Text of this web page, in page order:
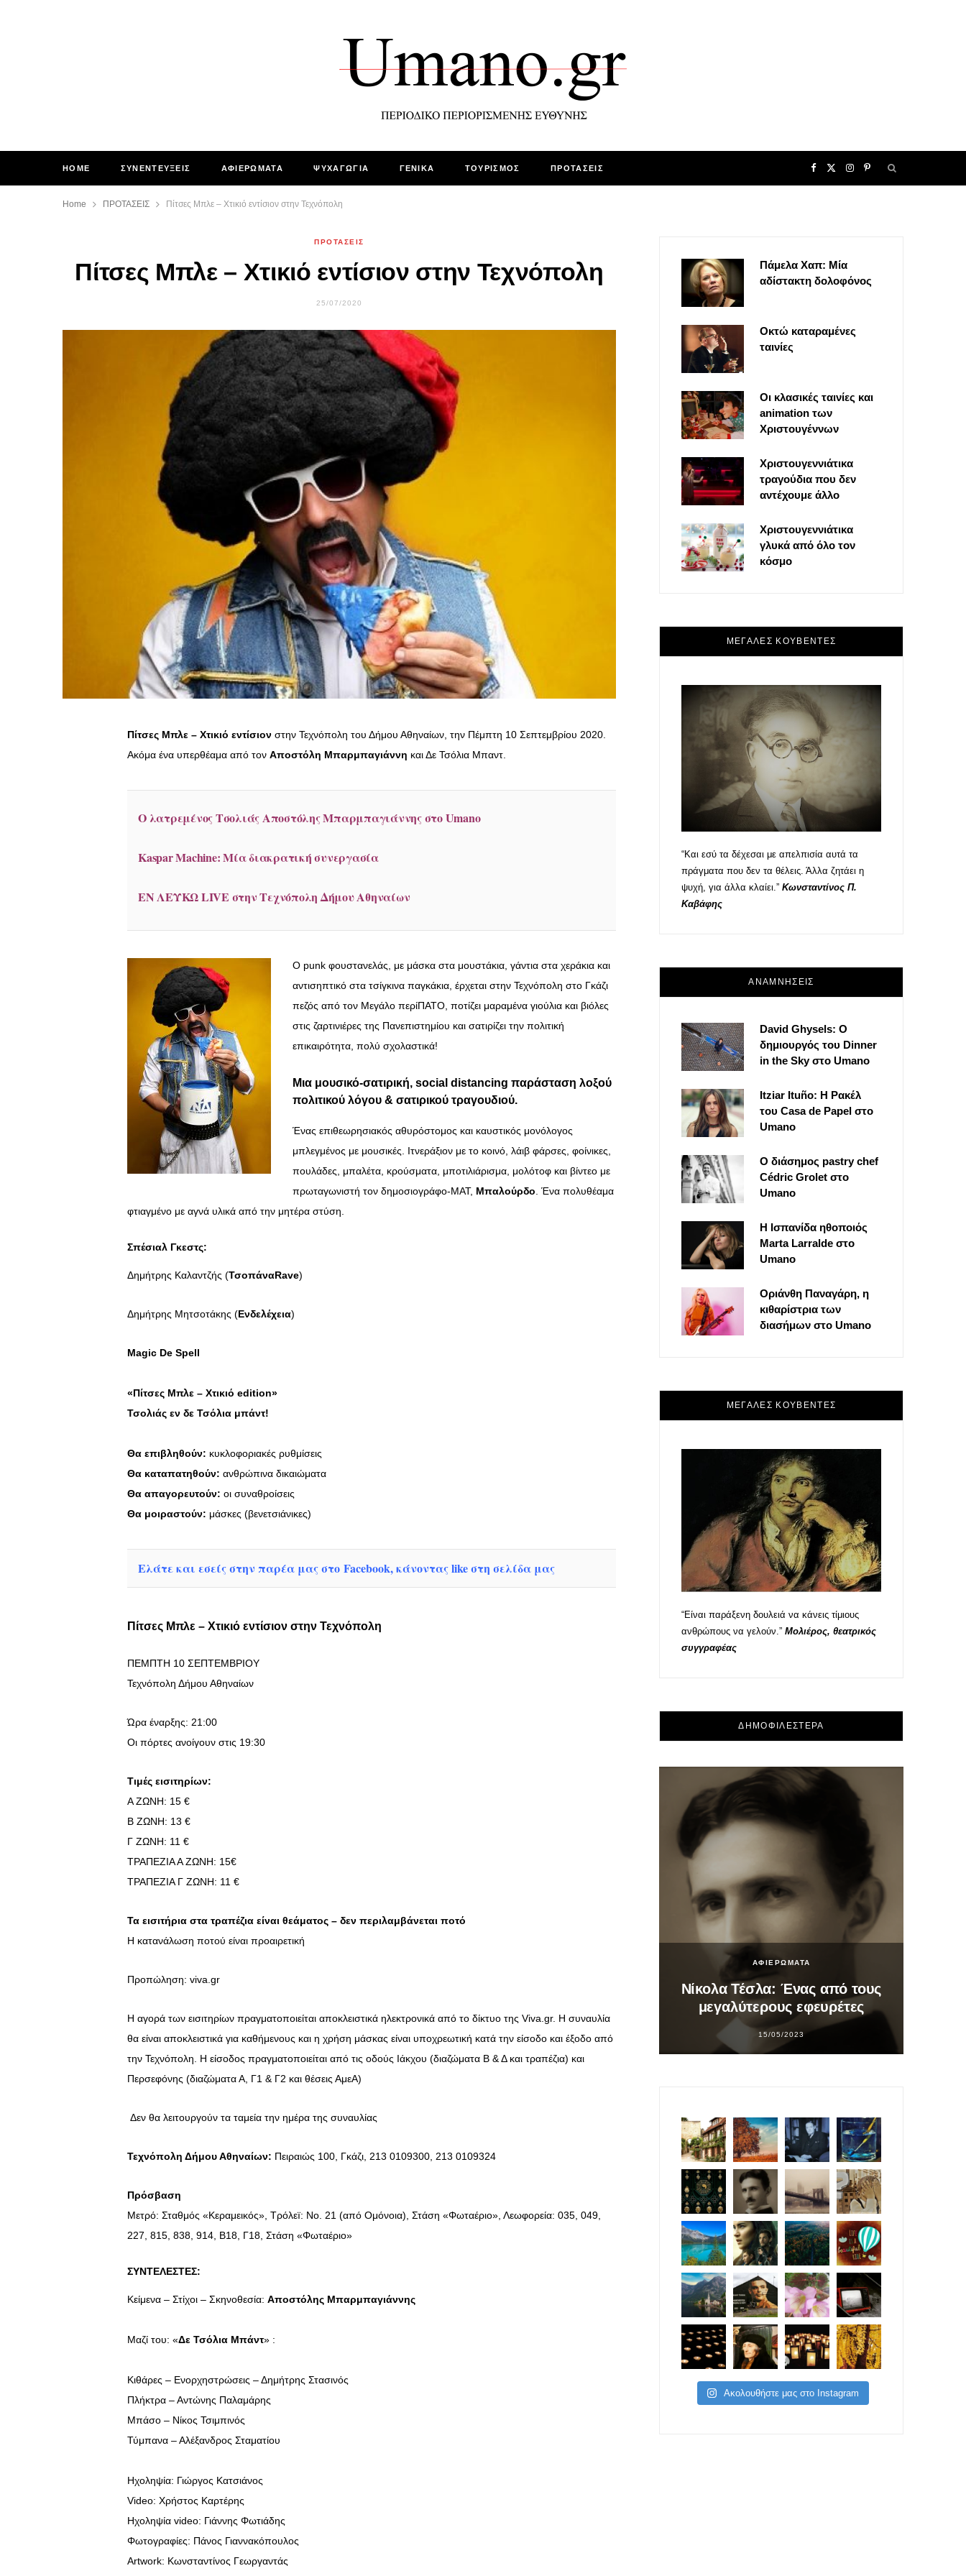
F
e
o
w
I
g
P
HOME ΣΥΝΕΝΤΕΥΞΕΙΣ ΑΦΙΕΡΩΜΑΤΑ ΨΥΧΑΓΩΓΙΑ ΓΕΝΙΚΑ ΤΟΥΡΙΣΜΟΣ ΠΡΟΤΑΣΕΙΣ
Home ΠΡΟΤΑΣΕΙΣ Πίτσες Μπλε – Χτικιό εντίσιον στην Τεχνόπολη
ΠΡΟΤΑΣΕΙΣ
Πίτσες Μπλε – Χτικιό εντίσιον στην Τεχνόπολη
25/07/2020
Πίτσες Μπλε – Χτικιό εντίσιον στην Τεχνόπολη του Δήμου Αθηναίων, την Πέμπτη 10 Σεπτεμβρίου 2020.
Ακόμα ένα υπερθέαμα από τον Αποστόλη Μπαρμπαγιάννη και Δε Τσόλια Μπαντ.
Ο λατρεμένος Τσολιάς Αποστόλης Μπαρμπαγιάννης στο Umano
Kaspar Machine: Μία διακρατική συνεργασία
ΕΝ ΛΕΥΚΩ LIVE στην Τεχνόπολη Δήμου Αθηναίων
Ο punk φουστανελάς, με μάσκα στα μουστάκια, γάντια στα χεράκια και
αντισηπτικό στα τσίγκινα παγκάκια, έρχεται στην Τεχνόπολη στο Γκάζι
πεζός από τον Μεγάλο περίΠΑΤΟ, ποτίζει μαραμένα γιούλια και βιόλες
στις ζαρτινιέρες της Πανεπιστημίου και σατιρίζει την πολιτική
επικαιρότητα, πολύ σχολαστικά!
Μια μουσικό-σατιρική, social distancing παράσταση λοξού
πολιτικού λόγου & σατιρικού τραγουδιού.
Ένας επιθεωρησιακός αθυρόστομος και καυστικός μονόλογος
μπλεγμένος με μουσικές. Ιτνεράξιον με το κοινό, λάιβ φάρσες, φοίνικες,
πουλάδες, μπαλέτα, κρούσματα, μποτιλιάρισμα, μολότοφ και βίντεο με
πρωταγωνιστή τον δημοσιογράφο-ΜΑΤ, Μπαλούρδο Ένα πολυθέαμα
φτιαγμένο με αγνά υλικά από την μητέρα στύση.
Σπέσιαλ Γκεστς:
Δημήτρης Καλαντζής (ΤσοπάναRave)
Δημήτρης Μητσοτάκης (Ενδελέχεια)
Magic De Spell
«Πίτσες Μπλε – Χτικιό edition»
Τσολιάς εν δε Τσόλια μπάντ!
Θα επιβληθούν: κυκλοφοριακές ρυθμίσεις
Θα καταπατηθούν: ανθρώπινα δικαιώματα
Θα απαγορευτούν: οι συναθροίσεις
Θα μοιραστούν: μάσκες (βενετσιάνικες)
Ελάτε και εσείς στην παρέα μας στο Facebook, κάνοντας like στη σελίδα μας
Πίτσες Μπλε – Χτικιό εντίσιον στην Τεχνόπολη
ΠΕΜΠΤΗ 10 ΣΕΠΤΕΜΒΡΙΟΥ
Τεχνόπολη Δήμου Αθηναίων
Ώρα έναρξης: 21:00
Οι πόρτες ανοίγουν στις 19:30
Τιμές εισιτηρίων:
Α ΖΩΝΗ: 15 €
Β ΖΩΝΗ: 13 €
Γ ΖΩΝΗ: 11 €
ΤΡΑΠΕΖΙΑ Α ΖΩΝΗ: 15€
ΤΡΑΠΕΖΙΑ Γ ΖΩΝΗ: 11 €
Τα εισιτήρια στα τραπέζια είναι θεάματος – δεν περιλαμβάνεται ποτό
Η κατανάλωση ποτού είναι προαιρετική
Προπώληση: viva.gr
Η αγορά των εισιτηρίων πραγματοποιείται αποκλειστικά ηλεκτρονικά από το δίκτυο της Viva.gr. Η συναυλία
θα είναι αποκλειστικά για καθήμενους και η χρήση μάσκας είναι υποχρεωτική κατά την είσοδο και έξοδο από
την Τεχνόπολη. Η είσοδος πραγματοποιείται από τις οδούς Ιάκχου (διαζώματα Β & Δ και τραπέζια) και
Περσεφόνης (διαζώματα Α, Γ1 & Γ2 και θέσεις ΑμεΑ)
Δεν θα λειτουργούν τα ταμεία την ημέρα της συναυλίας
Τεχνόπολη Δήμου Αθηναίων: Πειραιώς 100, Γκάζι, 213 0109300, 213 0109324
Πρόσβαση
Μετρό: Σταθμός «Κεραμεικός», Τρόλεï: No. 21 (από Ομόνοια), Στάση «Φωταέριο», Λεωφορεία: 035, 049,
227, 815, 838, 914, Β18, Γ18, Στάση «Φωταέριο»
ΣΥΝΤΕΛΕΣΤΕΣ:
Κείμενα – Στίχοι – Σκηνοθεσία: Αποστόλης Μπαρμπαγιάννης
Μαζί του: «Δε Τσόλια Μπάντ» :
Kιθάρες – Ενορχηστρώσεις – Δημήτρης Στασινός
Πλήκτρα – Αντώνης Παλαμάρης
Μπάσο – Νίκος Τσιμπινός
Τύμπανα – Αλέξανδρος Σταματίου
Ηχοληψία: Γιώργος Κατσιάνος
Video: Χρήστος Καρτέρης
Ηχοληψία video: Γιάννης Φωτιάδης
Φωτογραφίες: Πάνος Γιαννακόπουλος
Artwork: Κωνσταντίνος Γεωργαντάς
Πάμελα Χαπ: Μία
αδίστακτη δολοφόνος
Οκτώ καταραμένες
ταινίες
Οι κλασικές ταινίες και
animation των
Χριστουγέννων
Χριστουγεννιάτικα
τραγούδια που δεν
αντέχουμε άλλο
Χριστουγεννιάτικα
γλυκά από όλο τον
κόσμο
ΜΕΓΑΛΕΣ ΚΟΥΒΕΝΤΕΣ
“Και εσύ τα δέχεσαι με απελπισία αυτά τα
πράγματα που δεν τα θέλεις. Άλλα ζητάει η
ψυχή, για άλλα κλαίει.” Κωνσταντίνος Π.
Καβάφης
ΑΝΑΜΝΗΣΕΙΣ
David Ghysels: Ο
δημιουργός του Dinner
in the Sky στο Umano
Itziar Ituño: Η Ρακέλ
του Casa de Papel στο
Umano
Ο διάσημος pastry chef
Cédric Grolet στο
Umano
Η Ισπανίδα ηθοποιός
Marta Larralde στο
Umano
Οριάνθη Παναγάρη, η
κιθαρίστρια των
διασήμων στο Umano
ΜΕΓΑΛΕΣ ΚΟΥΒΕΝΤΕΣ
“Είναι παράξενη δουλειά να κάνεις τίμιους
ανθρώπους να γελούν.” Μολιέρος, θεατρικός
συγγραφέας
ΔΗΜΟΦΙΛΕΣΤΕΡΑ
13/06/2018
ΑΦΙΕΡΩΜΑΤΑ
Νίκολα Τέσλα: Ένας από τους
μεγαλύτερους εφευρέτες
15/05/2023
Ακολουθήστε μας στο Instagram